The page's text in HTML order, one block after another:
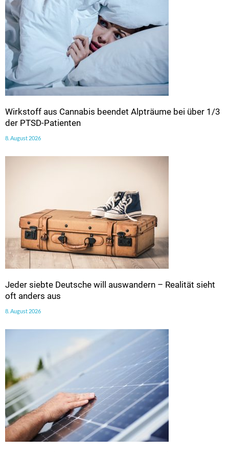
Wirkstoff aus Cannabis beendet Alpträume bei über 1/3
der PTSD-Patienten
8. August 2026
Jeder siebte Deutsche will auswandern – Realität sieht
oft anders aus
8. August 2026